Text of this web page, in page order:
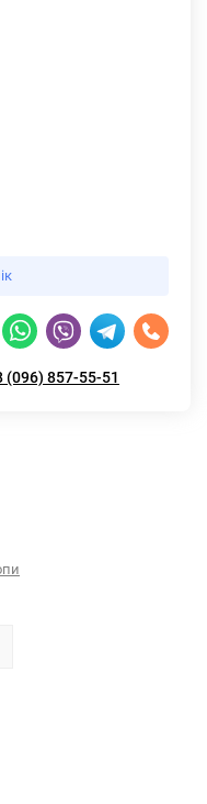
(096) 857-55-51